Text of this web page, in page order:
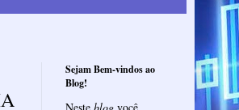
Sejam Bem-vindos ao
Blog!